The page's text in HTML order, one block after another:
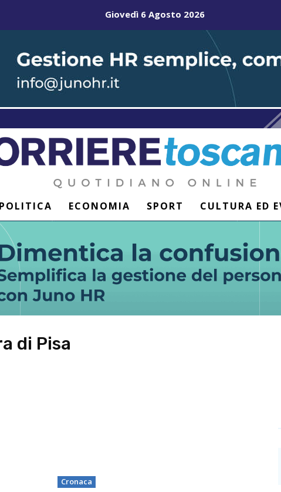
Giovedì 6 Agosto 2026
POLITICA ECONOMIA SPORT CULTURA ED
di Pisa
Cronaca